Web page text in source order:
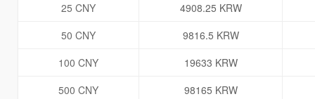
25 CNY
4908.25 KRW
50 CNY
9816.5 KRW
100 CNY
19633 KRW
500 CNY
98165 KRW